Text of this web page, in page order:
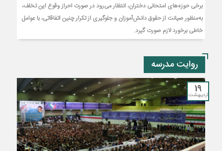
برخی حوزه‌های امتحانی دختران، انتظار می‌رود در صورت احراز وقوع این تخلف،
به‌منظور صیانت از حقوق دانش‌آموزان و جلوگیری از تکرار چنین اتفاقاتی، با عوامل
خاطی برخورد لازم صورت گیرد.
روایت مدرسه
19
اردیبهشت